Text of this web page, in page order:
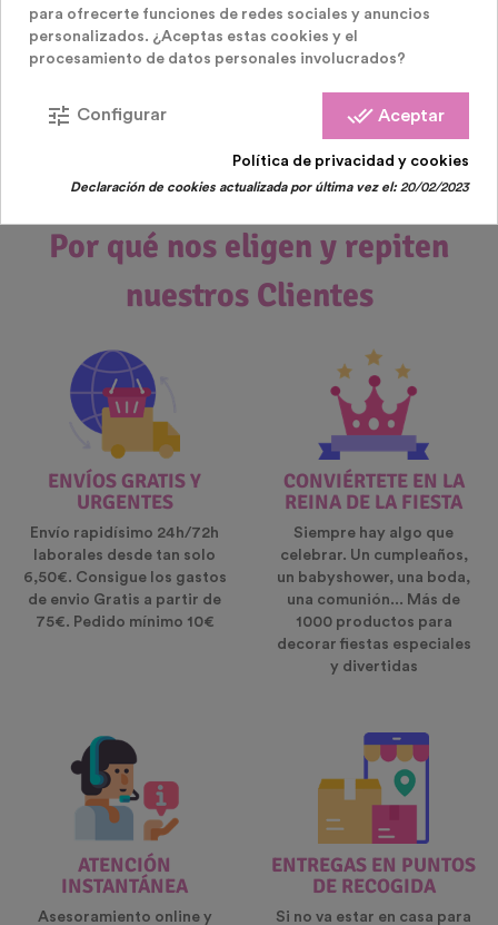
de plástico para servir cócteles darán un toque
divertido a tu fiesta. Elabora deliciosos cócteles
frutales y sírvelos con hielo picado en tus copas de
para barbacoas veraniegas o para fiestas en la playa.
Por qué nos eligen y repiten
nuestros Clientes
ENVÍOS GRATIS Y
URGENTES
Envío rapidísimo 24h/72h
laborales desde tan solo
6,50€. Consigue los gastos
de envio Gratis a partir de
75€. Pedido mínimo 10€
CONVIÉRTETE EN LA
REINA DE LA FIESTA
Siempre hay algo que
celebrar. Un cumpleaños,
un babyshower, una boda,
una comunión... Más de
1000 productos para
decorar fiestas especiales
y divertidas
ATENCIÓN
INSTANTÁNEA
Asesoramiento online y
ENTREGAS EN PUNTOS
DE RECOGIDA
Si no va estar en casa para
para ofrecerte funciones de redes sociales y anuncios
personalizados. ¿Aceptas estas cookies y el
procesamiento de datos personales involucrados?
done_all Aceptar
tune Configurar
Política de privacidad y cookies
Declaración de cookies actualizada por última vez el:20/02/2023